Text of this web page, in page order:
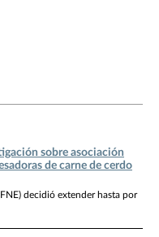
sobre asociación
de carne de cerdo
decidió extender hasta por